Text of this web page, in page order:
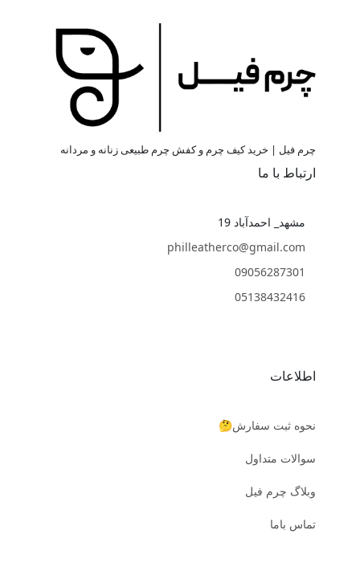
چرم فیل | خرید کیف چرم و کفش چرم طبیعی زنانه و مردانه
ارتباط با ما
مشهد_ احمدآباد 19
philleatherco@gmail.com
09056287301
05138432416
اطلاعات
نحوه ثبت سفارش🤔
سوالات متداول
وبلاگ چرم فیل
تماس باما